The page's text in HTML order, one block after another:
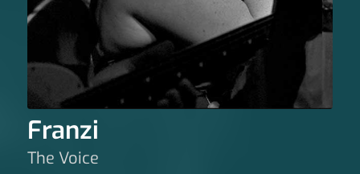
Franzi
The Voice